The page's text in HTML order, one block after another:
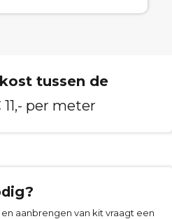
tussen de
per meter
aanbrengen van kit vraagt een